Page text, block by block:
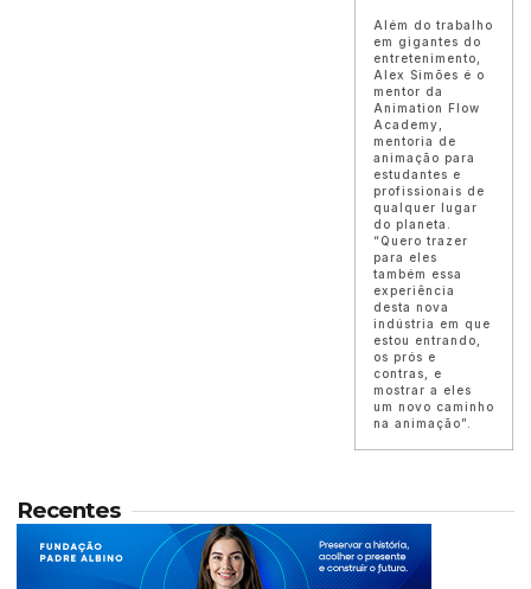
Além do trabalho
em gigantes do
entretenimento,
Alex Simões é o
mentor da
Animation Flow
Academy,
mentoria de
animação para
estudantes e
profissionais de
qualquer lugar
do planeta.
“Quero trazer
para eles
também essa
experiência
desta nova
indústria em que
estou entrando,
os prós e
contras, e
mostrar a eles
um novo caminho
na animação”.
Recentes